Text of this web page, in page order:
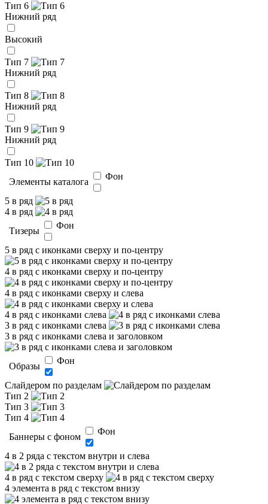
Тип 6
Нижний ряд
Высокий
Тип 7
Нижний ряд
Тип 8
Нижний ряд
Тип 9
Нижний ряд
Тип 10
Элементы каталога
Фон
5 в ряд
4 в ряд
Тизеры
Фон
5 в ряд с иконками сверху и по-центру
4 в ряд с иконками сверху и по-центру
4 в ряд с иконками сверху и слева
4 в ряд с иконками слева
3 в ряд с иконками слева
3 в ряд с иконками слева и заголовком
Образы
Фон
Слайдером по разделам
Тип 2
Тип 3
Тип 4
Баннеры с фоном
Фон
4 в 2 ряда с текстом внутри и слева
4 в ряд с текстом сверху
4 элемента в ряд с текстом внизу